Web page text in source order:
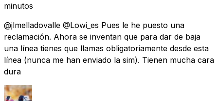
minutos
@jlmelladovalle @Lowi_es Pues le he puesto una
reclamación. Ahora se inventan que para dar de baja
una línea tienes que llamas obligatoriamente desde esta
línea (nunca me han enviado la sim). Tienen mucha cara
dura